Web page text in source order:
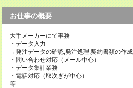
お仕事の概要
大手メーカーにて事務
・データ入力
→発注データの確認,発注処理,契約書類の作成
・問い合わせ対応（メール中心）
・データ集計業務
・電話対応（取次ぎが中心）
等